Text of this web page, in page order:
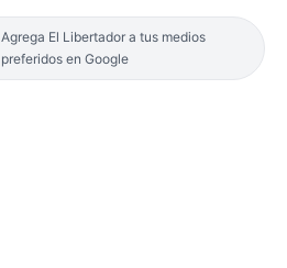
Agrega El Libertador a tus medios
preferidos en Google